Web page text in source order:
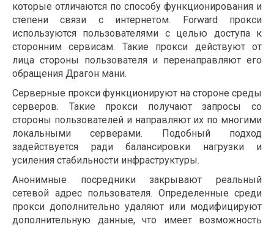
которые отличаются по способу функционирования и
степени связи с интернетом. Forward прокси
используются пользователями с целью доступа к
сторонним сервисам. Такие прокси действуют от
лица стороны пользователя и перенаправляют его
обращения Драгон мани.
Серверные прокси функционируют на стороне среды
серверов. Такие прокси получают запросы со
стороны пользователей и направляют их по многими
локальными серверами. Подобный подход
задействуется ради балансировки нагрузки и
усиления стабильности инфраструктуры.
Анонимные посредники закрывают реальный
сетевой адрес пользователя. Определенные среди
прокси дополнительно удаляют или модифицируют
дополнительную данные, что имеет возможность